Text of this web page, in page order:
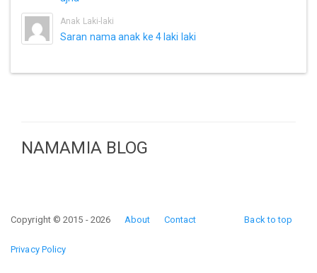
Anak Laki-laki
Saran nama anak ke 4 laki laki
NAMAMIA BLOG
Back to top
Copyright © 2015 - 2026 About Contact
Privacy Policy